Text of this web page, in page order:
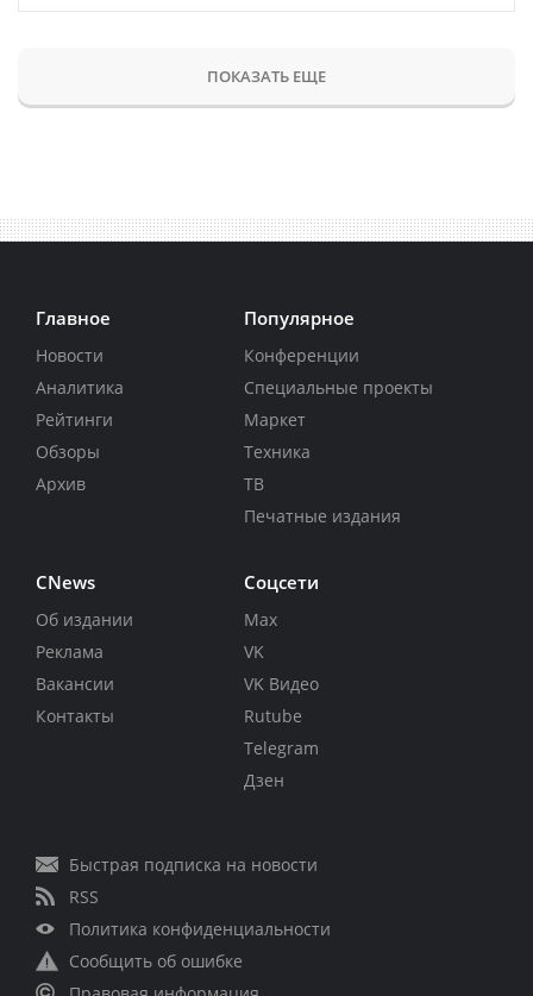
ПОКАЗАТЬ ЕЩЕ
Главное
Новости
Аналитика
Рейтинги
Обзоры
Архив
Популярное
Конференции
Специальные проекты
Маркет
Техника
ТВ
Печатные издания
CNews
Об издании
Реклама
Вакансии
Контакты
Соцсети
Max
VK
VK Видео
Rutube
Telegram
Дзен
Быстрая подписка на новости
RSS
Политика конфиденциальности
Сообщить об ошибке